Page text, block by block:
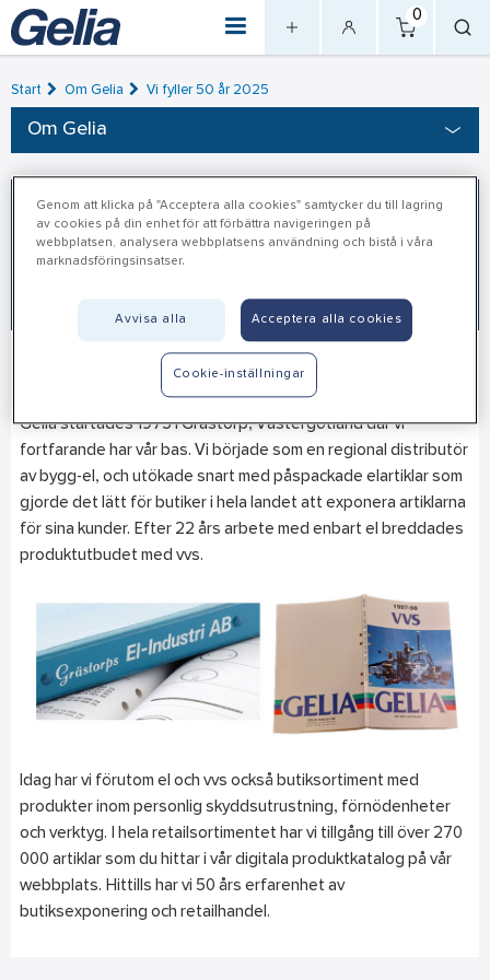
0
Start Om Gelia Vi fyller 50 år 2025
Om Gelia
Det började i Grästorp
Gelia startades 1975 i Grästorp, Västergötland där vi
fortfarande har vår bas. Vi började som en regional distributör
av bygg-el, och utökade snart med påspackade elartiklar som
gjorde det lätt för butiker i hela landet att exponera artiklarna
för sina kunder. Efter 22 års arbete med enbart el breddades
produktutbudet med vvs.
Idag har vi förutom el och vvs också butiksortiment med
produkter inom personlig skyddsutrustning, förnödenheter
och verktyg. I hela retailsortimentet har vi tillgång till över 270
000 artiklar som du hittar i vår digitala produktkatalog på vår
webbplats. Hittills har vi 50 års erfarenhet av
butiksexponering och retailhandel.
Genom att klicka på "Acceptera alla cookies" samtycker du till lagring
av cookies på din enhet för att förbättra navigeringen på
webbplatsen, analysera webbplatsens användning och bistå i våra
marknadsföringsinsatser.
Avvisa alla Acceptera alla cookies
Cookie-inställningar